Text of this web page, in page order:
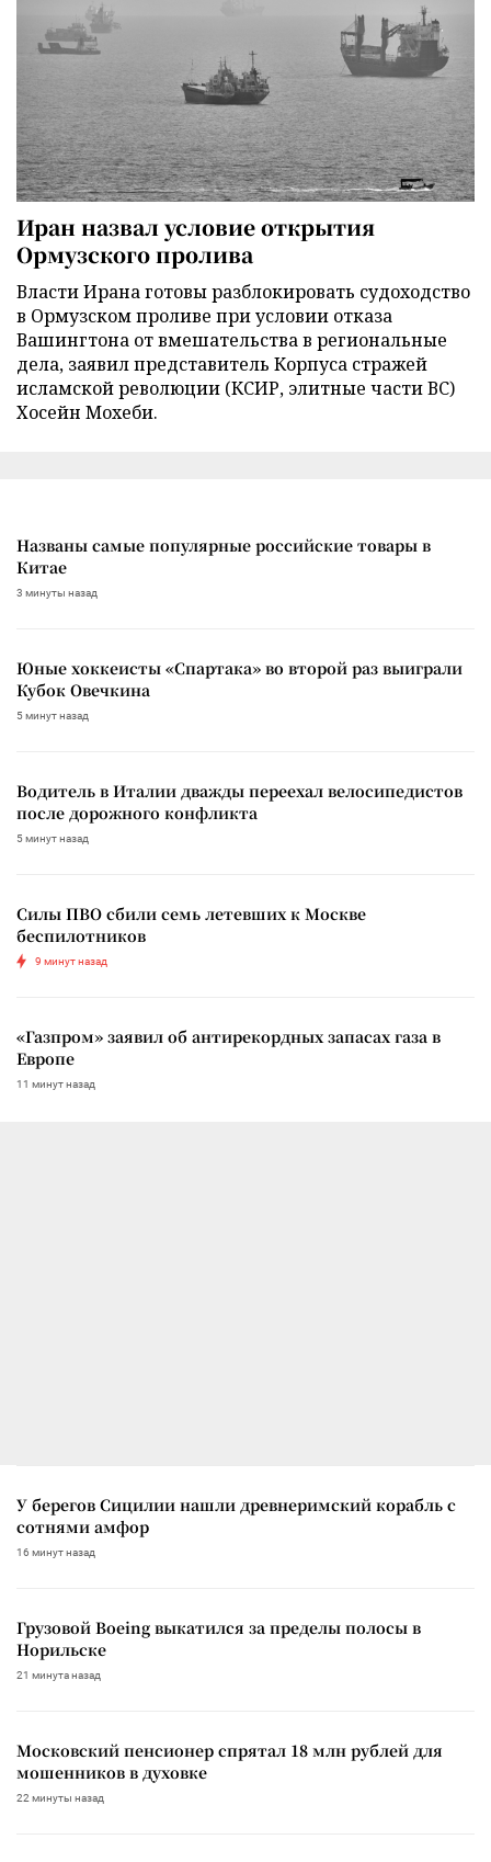
Иран назвал условие открытия
Ормузского пролива
Власти Ирана готовы разблокировать судоходство
в Ормузском проливе при условии отказа
Вашингтона от вмешательства в региональные
дела, заявил представитель Корпуса стражей
исламской революции (КСИР, элитные части ВС)
Хосейн Мохеби.
Названы самые популярные российские товары в
Китае
3 минуты назад
Юные хоккеисты «Спартака» во второй раз выиграли
Кубок Овечкина
5 минут назад
Водитель в Италии дважды переехал велосипедистов
после дорожного конфликта
5 минут назад
Силы ПВО сбили семь летевших к Москве
беспилотников
9 минут назад
«Газпром» заявил об антирекордных запасах газа в
Европе
11 минут назад
У берегов Сицилии нашли древнеримский корабль с
сотнями амфор
16 минут назад
Грузовой Boeing выкатился за пределы полосы в
Норильске
21 минута назад
Московский пенсионер спрятал 18 млн рублей для
мошенников в духовке
22 минуты назад